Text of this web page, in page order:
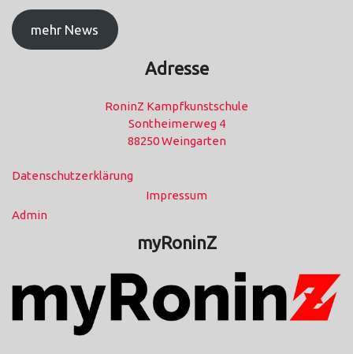
mehr News
Adresse
RoninZ Kampfkunstschule
Sontheimerweg 4
88250 Weingarten
Datenschutzerklärung
Impressum
Admin
myRoninZ